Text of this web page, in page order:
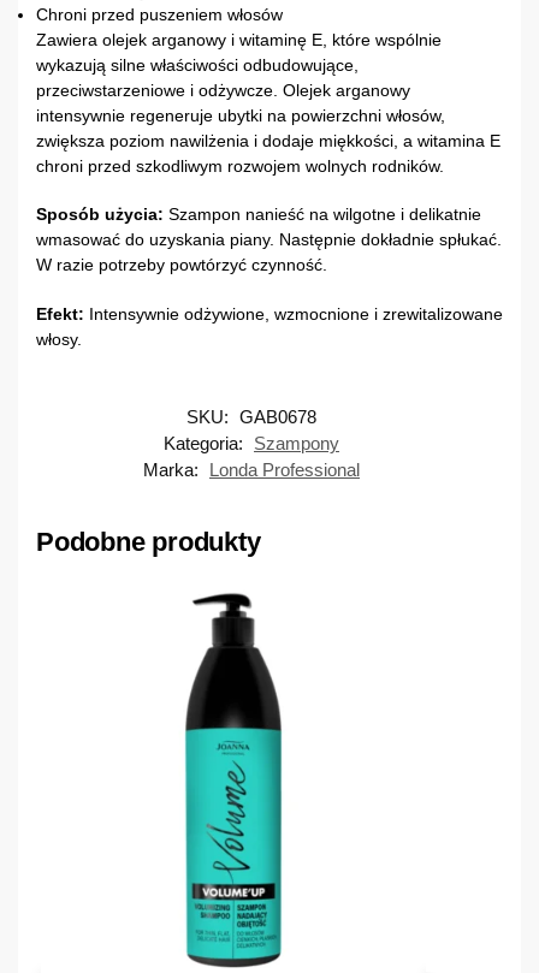
Chroni przed puszeniem włosów
Zawiera olejek arganowy i witaminę E, które wspólnie
wykazują silne właściwości odbudowujące,
przeciwstarzeniowe i odżywcze. Olejek arganowy
intensywnie regeneruje ubytki na powierzchni włosów,
zwiększa poziom nawilżenia i dodaje miękkości, a witamina E
chroni przed szkodliwym rozwojem wolnych rodników.
Sposób użycia: Szampon nanieść na wilgotne i delikatnie
wmasować do uzyskania piany. Następnie dokładnie spłukać.
W razie potrzeby powtórzyć czynność.
Efekt: Intensywnie odżywione, wzmocnione i zrewitalizowane
włosy.
SKU: GAB0678
Kategoria:
Szampony
Marka:
Londa Professional
Podobne produkty